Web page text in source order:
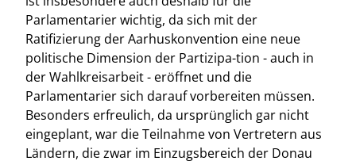
Parlamentarier wichtig, da sich mit der
Ratifizierung der Aarhuskonvention eine neue
politische Dimension der Partizipa-tion - auch in
der Wahlkreisarbeit - eröffnet und die
Parlamentarier sich darauf vorbereiten müssen.
Besonders erfreulich, da ursprünglich gar nicht
eingeplant, war die Teilnahme von Vertretern aus
Ländern, die zwar im Einzugsbereich der Donau